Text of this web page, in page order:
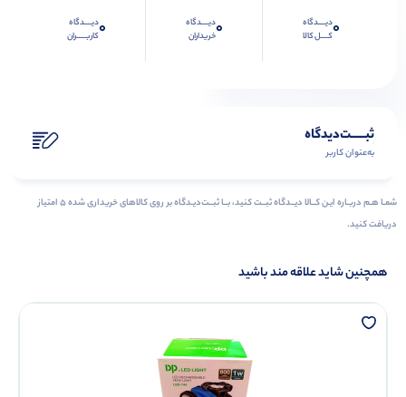
0دیــــدگاه
کــــل کالا
0دیــــدگاه
خریداران
0دیــــدگاه
کاربـــــران
ثبـــــت‌دیدگاه
به‌عنوان کاربر
شمـا هـم دربـاره ایـن کــالا دیــدگاه ثبــت کنید، بــا ثبــت‌دیـدگاه بر روی کالاهای خریداری شده ۵ امتیاز
دریافت کنید.
همچنین شاید علاقه مند باشید